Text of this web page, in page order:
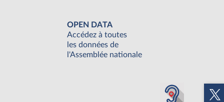
OPEN DATA
Accédez à toutes
les données de
l'Assemblée nationale